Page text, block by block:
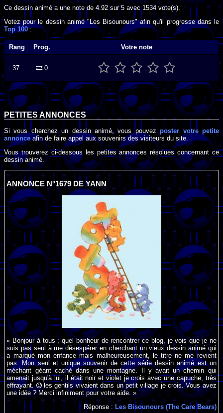
Ce dessin animé a une note de 4.92sur5 avec1534 vote(s).
Votez pour le dessin animé "Les Bisounours" afin qu'il progresse dans le
Top 100:
Rang Prog. Votre note
37. 0
PETITES ANNONCES
Si vous cherchez un dessin animé, vous pouvezposter votre petite
annonce afin de faire appel aux souvenirs des visiteurs du site.
Vous trouverez ci-dessous les petites annonces résolues concernant ce
dessin animé.
ANNONCE N°1679 DE YANN
« Bonjour à tous ; quel bonheur de rencontrer ce blog, je vois que je ne
suis pas seul à me désespérer en cherchant un vieux dessin animé qui
a marqué mon enfance mais malheureusement, le titre ne me revient
pas. Mon seul et unique souvenir de cette série dessin animé est un
méchant géant caché dans une montagne. Il y avait un chemin qui
amenait jusqu'à lui, il était noir et violet je crois avec une capuche, très
effrayant.
les gentils vivaient dans un petit village je crois. Vous avez
une idée ? Merci infiniment pour votre aide. »
Réponse : Les Bisounours (The Care Bears)